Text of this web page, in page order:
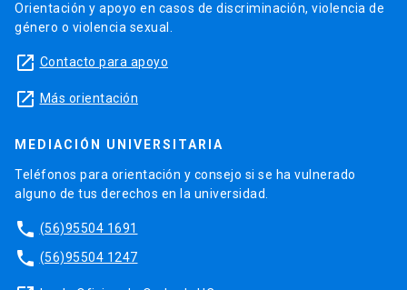
Orientación y apoyo en casos de discriminación, violencia de
género o violencia sexual.
launch Contacto para apoyo
launch Más orientación
MEDIACIÓN UNIVERSITARIA
Teléfonos para orientación y consejo si se ha vulnerado
alguno de tus derechos en la universidad.
phone (56)95504 1691
phone (56)95504 1247